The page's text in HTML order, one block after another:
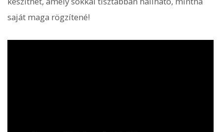
saját maga rögzítené!